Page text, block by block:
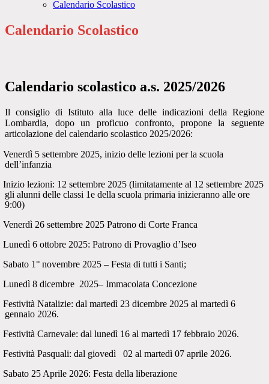
Calendario Scolastico
Calendario Scolastico
Calendario scolastico a.s. 2025/2026
Il consiglio di Istituto alla luce delle indicazioni della Regione
Lombardia, dopo un proficuo confronto, propone la seguente
articolazione del calendario scolastico 2025/2026:
Venerdì 5 settembre 2025, inizio delle lezioni per la scuola
dell’infanzia
Inizio lezioni: 12 settembre 2025 (limitatamente al 12 settembre 2025
gli alunni delle classi 1e della scuola primaria inizieranno alle ore
9:00)
Venerdì 26 settembre 2025 Patrono di Corte Franca
Lunedì 6 ottobre 2025: Patrono di Provaglio d’Iseo
Sabato 1° novembre 2025 – Festa di tutti i Santi;
Lunedì 8 dicembre 2025– Immacolata Concezione
Festività Natalizie: dal martedì 23 dicembre 2025 al martedì 6
gennaio 2026.
Festività Carnevale: dal lunedì 16 al martedì 17 febbraio 2026.
Festività Pasquali: dal giovedì
02 al martedì 07 aprile 2026.
Sabato 25 Aprile 2026: Festa della liberazione